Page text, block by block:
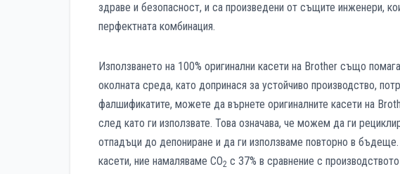
здраве и безопасност, и са произведени от същите инженери,
перфектната комбинация.
Използването на 100% оригинални касети на Brother също
околната среда, като допринася за устойчиво производство,
фалшификатите, можете да върнете оригиналните касети на
след като ги използвате. Това означава, че можем да ги
отпадъци до депониране и да ги използваме повторно в
касети, ние намаляваме CO2 с 37% в сравнение с